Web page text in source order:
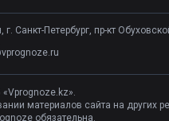
г. Санкт-Петербург, пр-кт
материалов сайта на других
обязательна.